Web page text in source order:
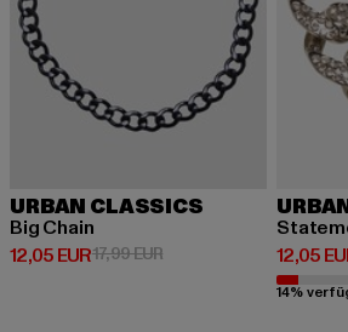
URBAN CLASSICS
Big Chain
12,05 EUR
Derzeitiger Preis: 12,05 EUR
17,99 EURAktionspreis: 17,99 EUR
12,05
14%